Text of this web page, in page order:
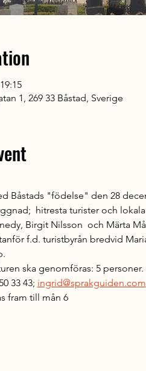
1, 269 33 Båstad, Sverige
Båstads "födelse" den 28
hitresta turister och
Birgit Nilsson  och Märta
f.d. turistbyrån bredvid
ska genomföras: 5 personer.
33 43; ingrid@sprakguiden.com
fram till mån 6